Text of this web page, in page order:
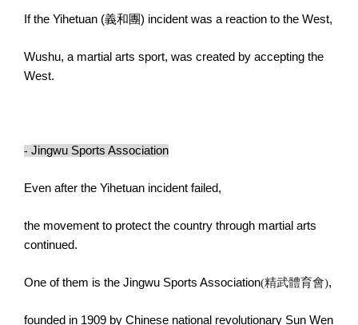
If the Yihetuan (義和團) incident was a reaction to the West,
Wushu, a martial arts sport, was created by accepting the
West.
- Jingwu Sports Association
Even after the Yihetuan incident failed,
the movement to protect the country through martial arts
continued.
One of them is the Jingwu Sports Association(精武體育會),
founded in 1909 by Chinese national revolutionary Sun Wen